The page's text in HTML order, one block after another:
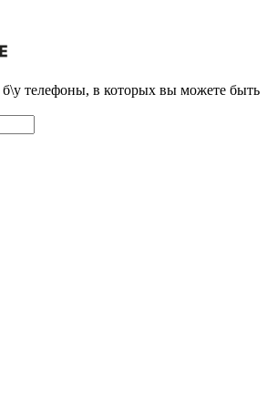
телефоны, в которых вы можете быть